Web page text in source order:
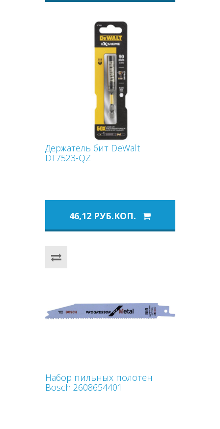
Держатель бит DeWalt
DT7523-QZ
46,12 РУБ.КОП.
Набор пильных полотен
Bosch 2608654401